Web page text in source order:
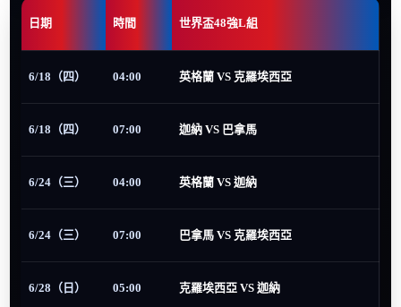
日期 時間 世界盃48強L組
6/18（四） 04:00 英格蘭 VS 克羅埃西亞
6/18（四） 07:00 迦納 VS 巴拿馬
6/24（三） 04:00 英格蘭 VS 迦納
6/24（三） 07:00 巴拿馬 VS 克羅埃西亞
6/28（日） 05:00 克羅埃西亞 VS 迦納